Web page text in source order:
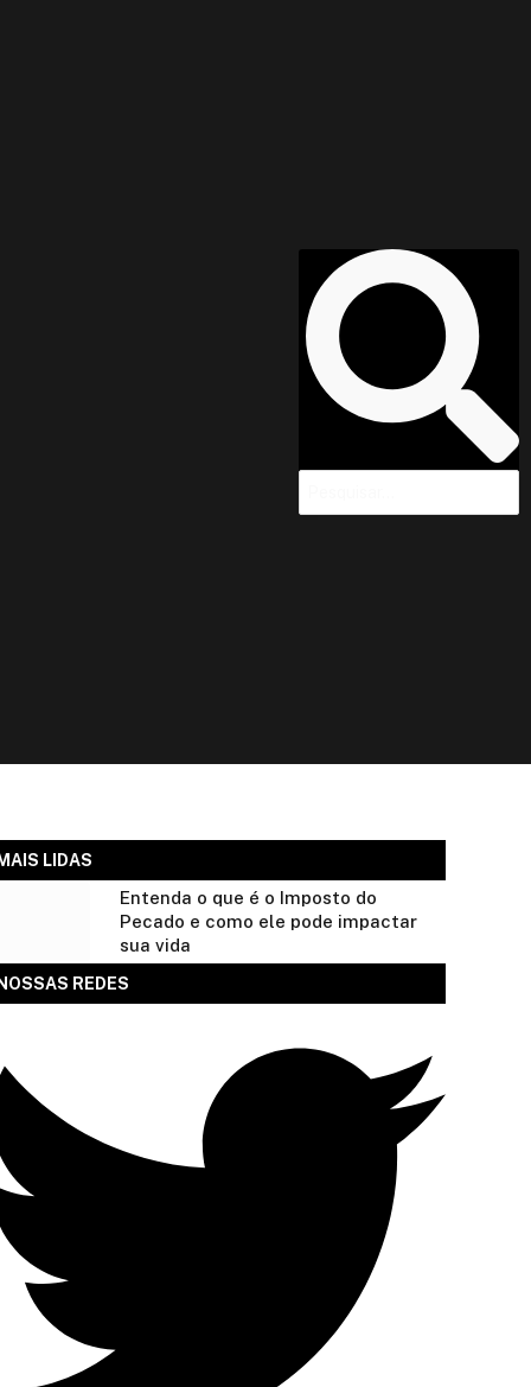
LIDAS
Entenda o que é o Imposto do
Pecado e como ele pode impactar
sua vida
REDES